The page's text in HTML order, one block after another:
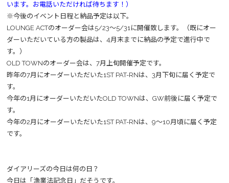
います。お電話いただければ待ちます！）
※今後のイベント日程と納品予定は以下。
LOUNGE ACTのオーダー会は5/23～5/31に開催致します。（既にオー
ダーいただいている方の製品は、4月末までに納品の予定で進行中で
す。）
OLD TOWNのオーダー会は、7月上旬開催予定です。
昨年の7月にオーダーいただいた1ST PAT-RNは、3月下旬に届く予定で
す。
今年の1月にオーダーいただいたOLD TOWNは、GW前後に届く予定で
す。
今年の2月にオーダーいただいた1ST PAT-RNは、9～10月頃に届く予定
です。
ダイアリーズの今日は何の日？
今日は「漁業法記念日」だそうです。